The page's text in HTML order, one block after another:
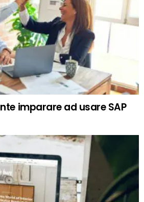
imparare ad usare SAP